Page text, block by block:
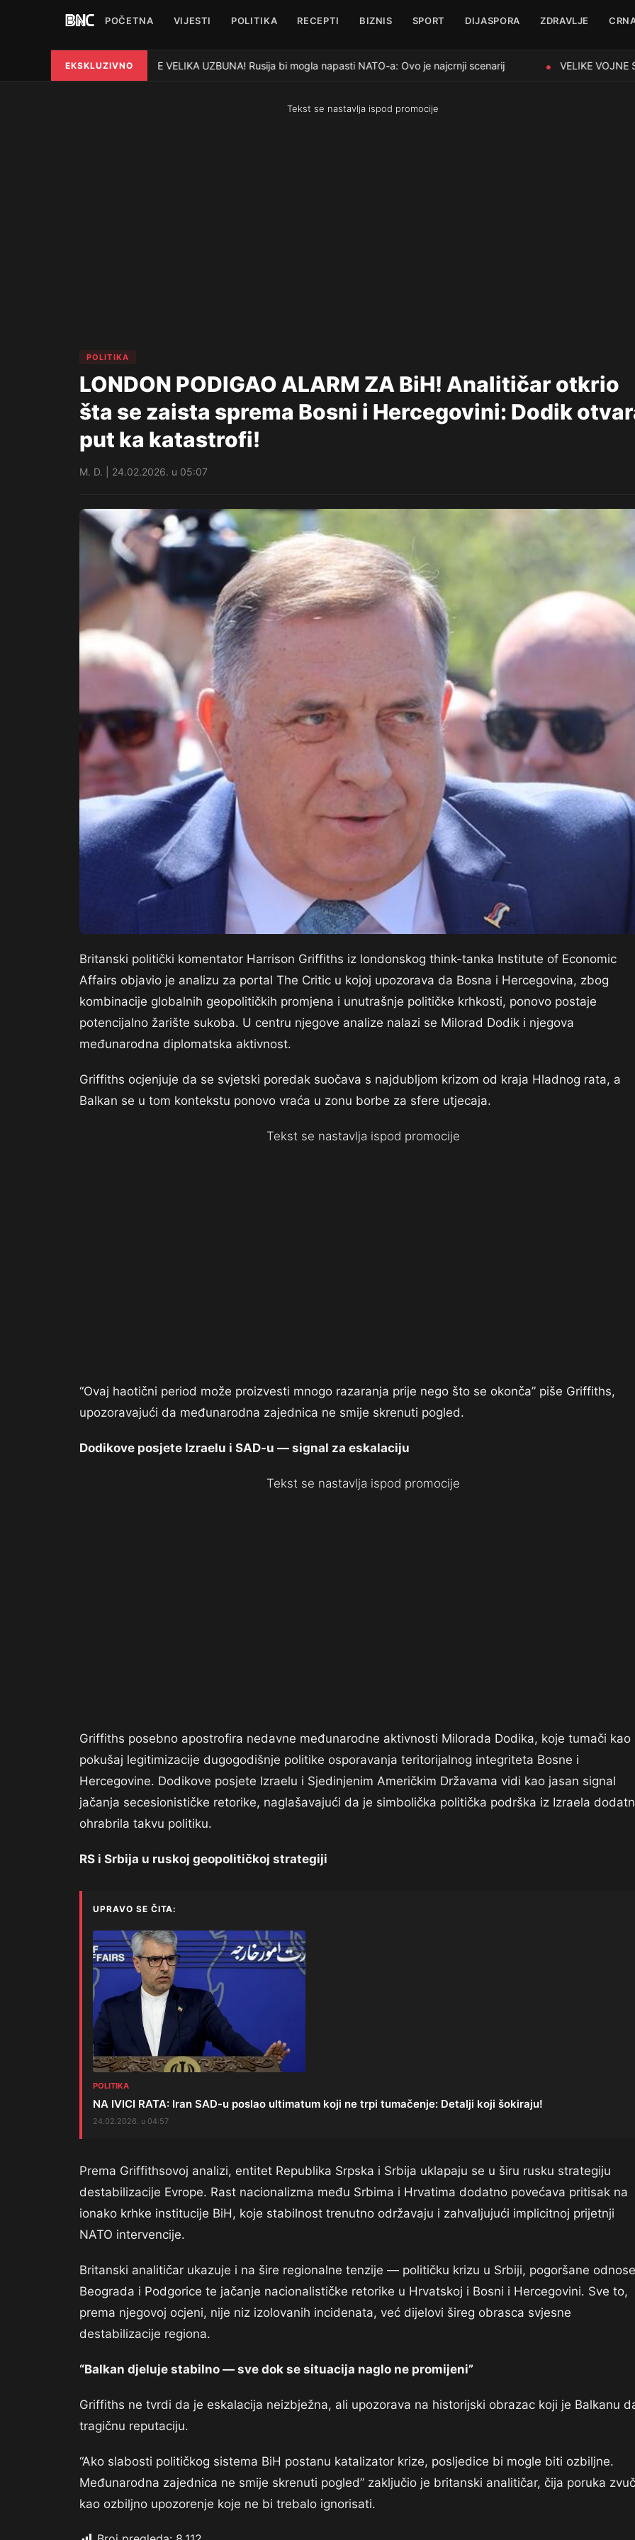
POČETNA VIJESTI POLITIKA RECEPTI BIZNIS SPORT DIJASPORA ZDRAVLJE
EKSKLUZIVNO
● STIŽE VELIKA UZBUNA! Rusija bi mogla napasti NATO-a: Ovo je najcrnji scenarij VELIKE VOJNE
Tekst se nastavlja ispod promocije
POLITIKA
LONDON PODIGAO ALARM ZA BiH! Analitičar otkrio
šta se zaista sprema Bosni i Hercegovini: Dodik
put ka katastrofi!
M. D. | 24.02.2026. u 05:07
Britanski politički komentator Harrison Griffiths iz londonskog think-tanka Institute of Economic
Affairs objavio je analizu za portal The Critic u kojoj upozorava da Bosna i Hercegovina, zbog
kombinacije globalnih geopolitičkih promjena i unutrašnje političke krhkosti, ponovo postaje
potencijalno žarište sukoba. U centru njegove analize nalazi se Milorad Dodik i njegova
međunarodna diplomatska aktivnost.
Griffiths ocjenjuje da se svjetski poredak suočava s najdubljom krizom od kraja Hladnog rata, a
Balkan se u tom kontekstu ponovo vraća u zonu borbe za sfere utjecaja.
Tekst se nastavlja ispod promocije
“Ovaj haotični period može proizvesti mnogo razaranja prije nego što se okonča” piše Griffiths,
upozoravajući da međunarodna zajednica ne smije skrenuti pogled.
Dodikove posjete Izraelu i SAD-u — signal za eskalaciju
Tekst se nastavlja ispod promocije
Griffiths posebno apostrofira nedavne međunarodne aktivnosti Milorada Dodika, koje tumači kao
pokušaj legitimizacije dugogodišnje politike osporavanja teritorijalnog integriteta Bosne i
Hercegovine. Dodikove posjete Izraelu i Sjedinjenim Američkim Državama vidi kao jasan signal
jačanja secesionističke retorike, naglašavajući da je simbolička politička podrška iz Izraela
ohrabrila takvu politiku.
RS i Srbija u ruskoj geopolitičkoj strategiji
UPRAVO SE ČITA:
POLITIKA
NA IVICI RATA: Iran SAD-u poslao ultimatum koji ne trpi tumačenje: Detalji koji šokiraju!
24.02.2026. u 04:57
Prema Griffithsovoj analizi, entitet Republika Srpska i Srbija uklapaju se u širu rusku strategiju
destabilizacije Evrope. Rast nacionalizma među Srbima i Hrvatima dodatno povećava pritisak na
ionako krhke institucije BiH, koje stabilnost trenutno održavaju i zahvaljujući implicitnoj prijetnji
NATO intervencije.
Britanski analitičar ukazuje i na šire regionalne tenzije — političku krizu u Srbiji, pogoršane odnose
Beograda i Podgorice te jačanje nacionalističke retorike u Hrvatskoj i Bosni i Hercegovini. Sve to,
prema njegovoj ocjeni, nije niz izolovanih incidenata, već dijelovi šireg obrasca svjesne
destabilizacije regiona.
“Balkan djeluje stabilno — sve dok se situacija naglo ne promijeni”
Griffiths ne tvrdi da je eskalacija neizbježna, ali upozorava na historijski obrazac koji je Balkanu
tragičnu reputaciju.
“Ako slabosti političkog sistema BiH postanu katalizator krize, posljedice bi mogle biti ozbiljne.
Međunarodna zajednica ne smije skrenuti pogled” zaključio je britanski analitičar, čija poruka
kao ozbiljno upozorenje koje ne bi trebalo ignorisati.